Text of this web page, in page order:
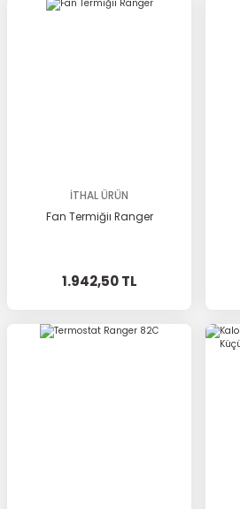
İTHAL ÜRÜN
Fan Termiğiı Ranger
1.942,50 TL